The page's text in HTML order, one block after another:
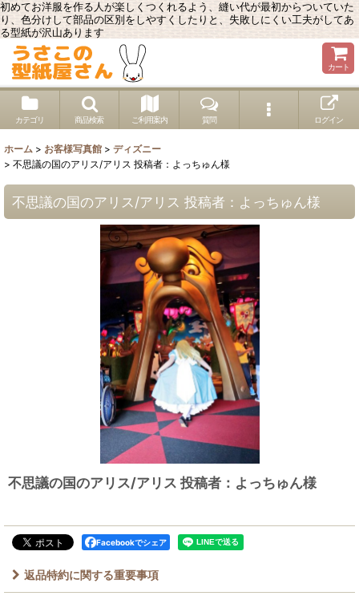
初めてお洋服を作る人が楽しくつくれるよう、縫い代が最初からついていた
り、色分けして部品の区別をしやすくしたりと、失敗しにくい工夫がしてあ
る型紙が沢山あります
カート
カテゴリ 商品検索 ご利用案内 質問 ログイン
ホーム > お客様写真館 > ディズニー
> 不思議の国のアリス/アリス 投稿者：よっちゅん様
不思議の国のアリス/アリス 投稿者：よっちゅん様
不思議の国のアリス/アリス 投稿者：よっちゅん様
Facebookでシェア
返品特約に関する重要事項